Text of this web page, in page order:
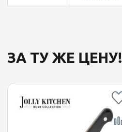
ЗА ТУ ЖЕ ЦЕНУ!